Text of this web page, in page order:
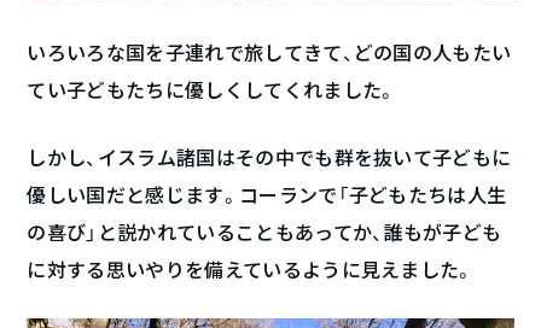
いろいろな国を子連れで旅してきて、どの国の人もたい
てい子どもたちに優しくしてくれました。
しかし、イスラム諸国はその中でも群を抜いて子どもに
優しい国だと感じます。コーランで「子どもたちは人生
の喜び」と説かれていることもあってか、誰もが子ども
に対する思いやりを備えているように見えました。